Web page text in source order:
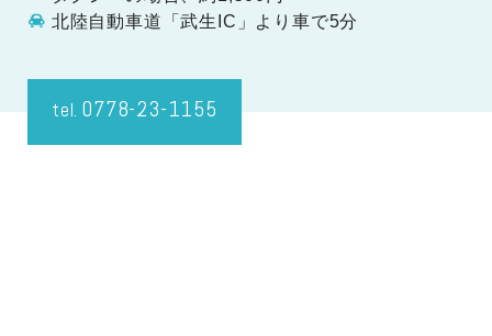
北陸自動車道「武生IC」より車で5分
tel. 0778-23-1155